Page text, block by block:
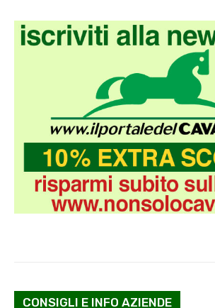
CONSIGLI E INFO AZIENDE